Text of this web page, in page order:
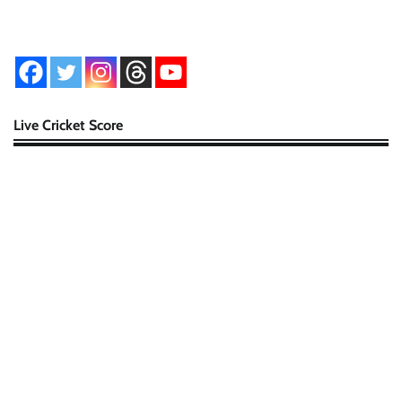
Live Cricket Score